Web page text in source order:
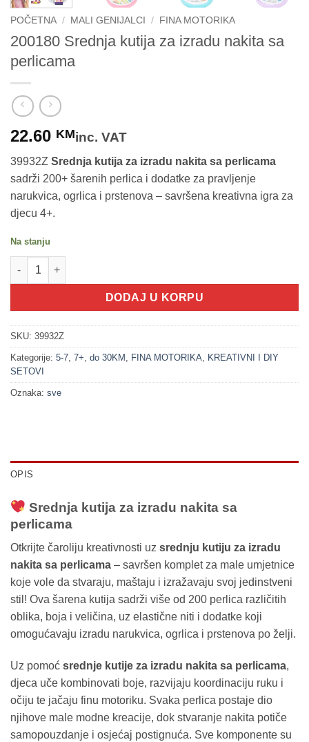
POČETNA / MALI GENIJALCI / FINA MOTORIKA
200180 Srednja kutija za izradu nakita sa
perlicama
22.60 KMinc. VAT
39932Z Srednja kutija za izradu nakita sa perlicama
sadrži 200+ šarenih perlica i dodatke za pravljenje
narukvica, ogrlica i prstenova – savršena kreativna igra za
djecu 4+.
Na stanju
200180 Srednja kutija za izradu nakita sa perlicama količina
DODAJ U KORPU
SKU: 39932Z
Kategorije: 5-7 7+ do 30KM FINA MOTORIKA
KREATIVNI I DIY
SETOVI
Oznaka: sve
OPIS
Srednja kutija za izradu nakita sa
perlicama
Otkrijte čaroliju kreativnosti uz srednju kutiju za izradu
nakita sa perlicama – savršen komplet za male umjetnice
koje vole da stvaraju, maštaju i izražavaju svoj jedinstveni
stil! Ova šarena kutija sadrži više od 200 perlica različitih
oblika, boja i veličina, uz elastične niti i dodatke koji
omogućavaju izradu narukvica, ogrlica i prstenova po želji.
Uz pomoć srednje kutije za izradu nakita sa perlicama,
djeca uče kombinovati boje, razvijaju koordinaciju ruku i
očiju te jačaju finu motoriku. Svaka perlica postaje dio
njihove male modne kreacije, dok stvaranje nakita potiče
samopouzdanje i osjećaj postignuća. Sve komponente su